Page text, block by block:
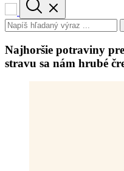
Najhoršie potraviny
stravu sa nám hrubé